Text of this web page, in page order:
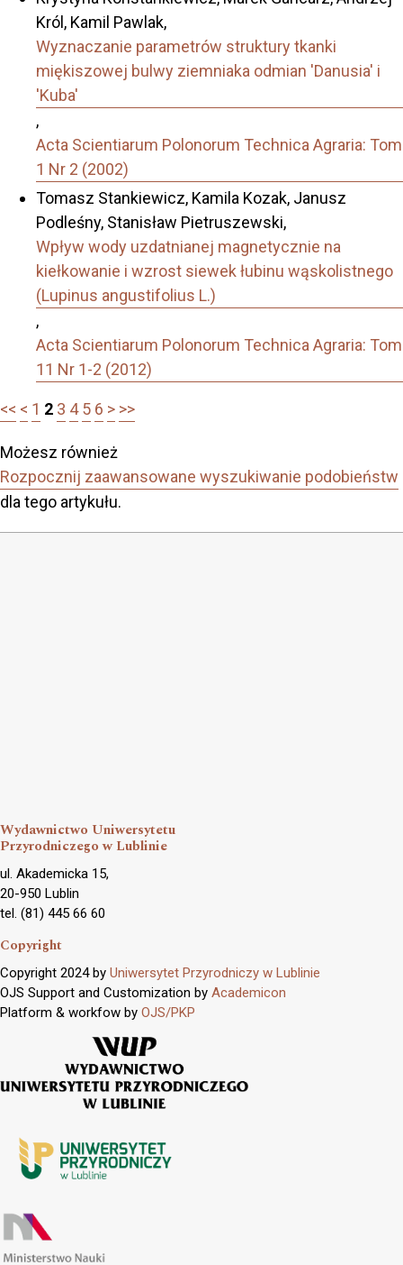
Król, Kamil Pawlak,
Wyznaczanie parametrów struktury tkanki
miękiszowej bulwy ziemniaka odmian 'Danusia' i
'Kuba'
,
Acta Scientiarum Polonorum Technica Agraria: Tom
1 Nr 2 (2002)
Tomasz Stankiewicz, Kamila Kozak, Janusz
Podleśny, Stanisław Pietruszewski,
Wpływ wody uzdatnianej magnetycznie na
kiełkowanie i wzrost siewek łubinu wąskolistnego
(Lupinus angustifolius L.)
,
Acta Scientiarum Polonorum Technica Agraria: Tom
11 Nr 1-2 (2012)
<< < 1 2 3 4 5 6 > >>
Możesz również
Rozpocznij zaawansowane wyszukiwanie podobieństw
dla tego artykułu.
Wydawnictwo Uniwersytetu
Przyrodniczego w Lublinie
ul. Akademicka 15,
20-950 Lublin
tel. (81) 445 66 60
Copyright
Copyright 2024 by Uniwersytet Przyrodniczy w Lublinie
OJS Support and Customization by Academicon
Platform & workfow by OJS/PKP